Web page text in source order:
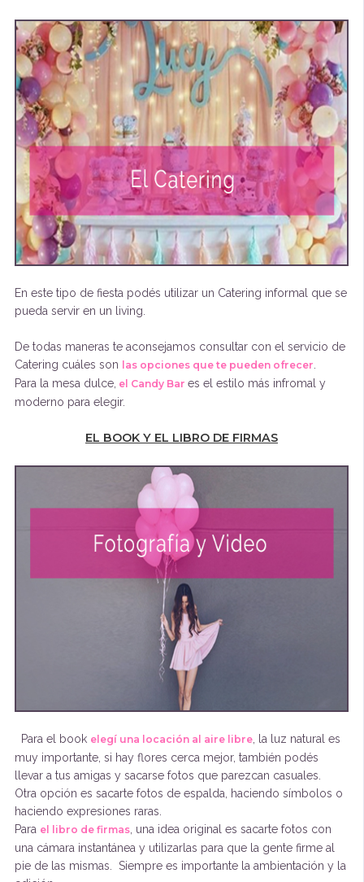
En este tipo de fiesta podés utilizar un Catering informal que se
pueda servir en un living.
De todas maneras te aconsejamos consultar con el servicio de
Catering cuáles son
las opciones que te pueden ofrecer
Para la mesa dulce, el Candy Bar es el estilo más infromal y
moderno para elegir.
EL BOOK Y EL LIBRO DE FIRMAS
Para el book elegí una locación al aire libre, la luz natural es
muy importante, si hay flores cerca mejor, también podés
llevar a tus amigas y sacarse fotos que parezcan casuales.
Otra opción es sacarte fotos de espalda, haciendo símbolos o
haciendo expresiones raras.
Para el libro de firmas, una idea original es sacarte fotos con
una cámara instantánea y utilizarlas para que la gente firme al
pie de las mismas. Siempre es importante la ambientación y la